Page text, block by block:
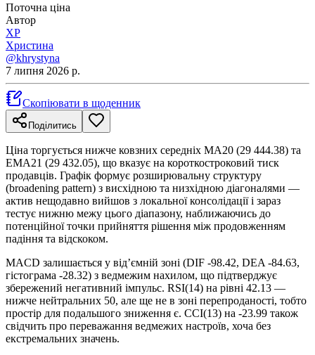
Поточна ціна
Автор
ХР
Христина
@khrystyna
7 липня 2026 р.
Скопіювати в щоденник
Поділитись
Ціна торгується нижче ковзних середніх MA20 (29 444.38) та
EMA21 (29 432.05), що вказує на короткостроковий тиск
продавців. Графік формує розширювальну структуру
(broadening pattern) з висхідною та низхідною діагоналями —
актив нещодавно вийшов з локальної консолідації і зараз
тестує нижню межу цього діапазону, наближаючись до
потенційної точки прийняття рішення між продовженням
падіння та відскоком.
MACD залишається у від’ємній зоні (DIF -98.42, DEA -84.63,
гістограма -28.32) з ведмежим нахилом, що підтверджує
збережений негативний імпульс. RSI(14) на рівні 42.13 —
нижче нейтральних 50, але ще не в зоні перепроданості, тобто
простір для подальшого зниження є. CCI(13) на -23.99 також
свідчить про переважання ведмежих настроїв, хоча без
екстремальних значень.